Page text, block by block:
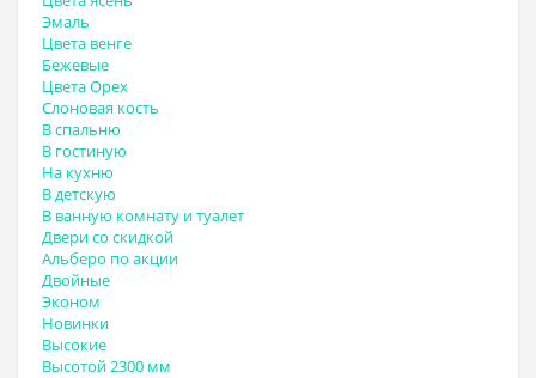
Эмаль
Цвета венге
Бежевые
Цвета Орех
Слоновая кость
В спальню
В гостиную
На кухню
В детскую
В ванную комнату и туалет
Двери со скидкой
Альберо по акции
Двойные
Эконом
Новинки
Высокие
Высотой 2300 мм